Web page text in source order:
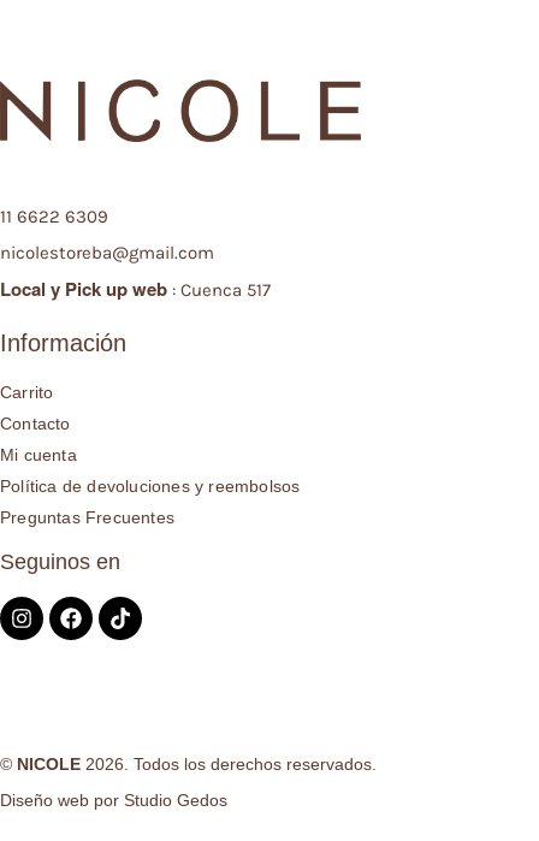
11 6622 6309
nicolestoreba@gmail.com
Local y Pick up web : Cuenca 517
Información
Carrito
Contacto
Mi cuenta
Política de devoluciones y reembolsos
Preguntas Frecuentes
Seguinos en
© NICOLE 2026. Todos los derechos reservados.
Diseño web por Studio Gedos